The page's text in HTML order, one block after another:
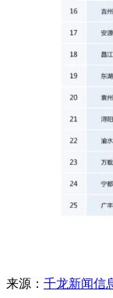
来源： 千龙新闻信